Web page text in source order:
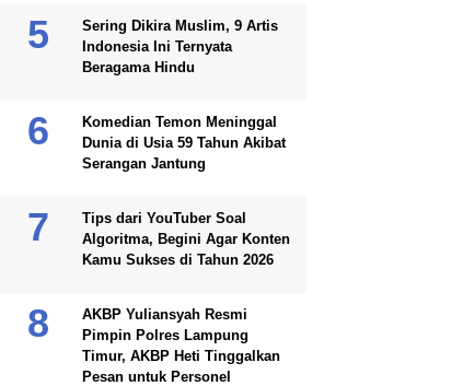
Sering Dikira Muslim, 9 Artis
Indonesia Ini Ternyata
Beragama Hindu
Komedian Temon Meninggal
Dunia di Usia 59 Tahun Akibat
Serangan Jantung
Tips dari YouTuber Soal
Algoritma, Begini Agar Konten
Kamu Sukses di Tahun 2026
AKBP Yuliansyah Resmi
Pimpin Polres Lampung
Timur, AKBP Heti Tinggalkan
Pesan untuk Personel